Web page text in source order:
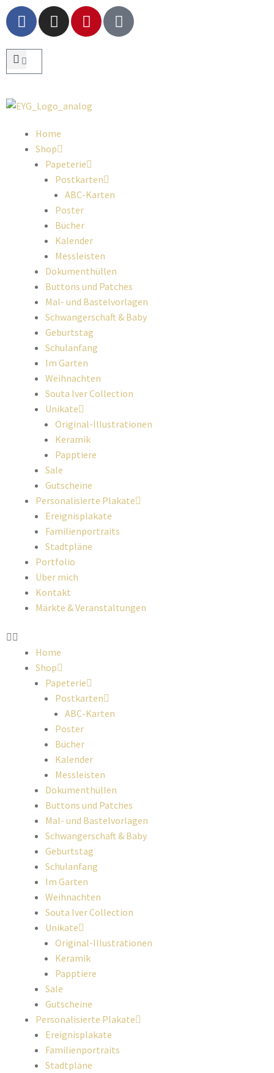
Home
Shop
Papeterie
Postkarten
ABC-Karten
Poster
Bücher
Kalender
Messleisten
Dokumenthüllen
Buttons und Patches
Mal- und Bastelvorlagen
Schwangerschaft & Baby
Geburtstag
Schulanfang
Im Garten
Weihnachten
Souta Iver Collection
Unikate
Original-Illustrationen
Keramik
Papptiere
Sale
Gutscheine
Personalisierte Plakate
Ereignisplakate
Familienportraits
Stadtpläne
Portfolio
Über mich
Kontakt
Märkte & Veranstaltungen
Home
Shop
Papeterie
Postkarten
ABC-Karten
Poster
Bücher
Kalender
Messleisten
Dokumenthüllen
Buttons und Patches
Mal- und Bastelvorlagen
Schwangerschaft & Baby
Geburtstag
Schulanfang
Im Garten
Weihnachten
Souta Iver Collection
Unikate
Original-Illustrationen
Keramik
Papptiere
Sale
Gutscheine
Personalisierte Plakate
Ereignisplakate
Familienportraits
Stadtpläne